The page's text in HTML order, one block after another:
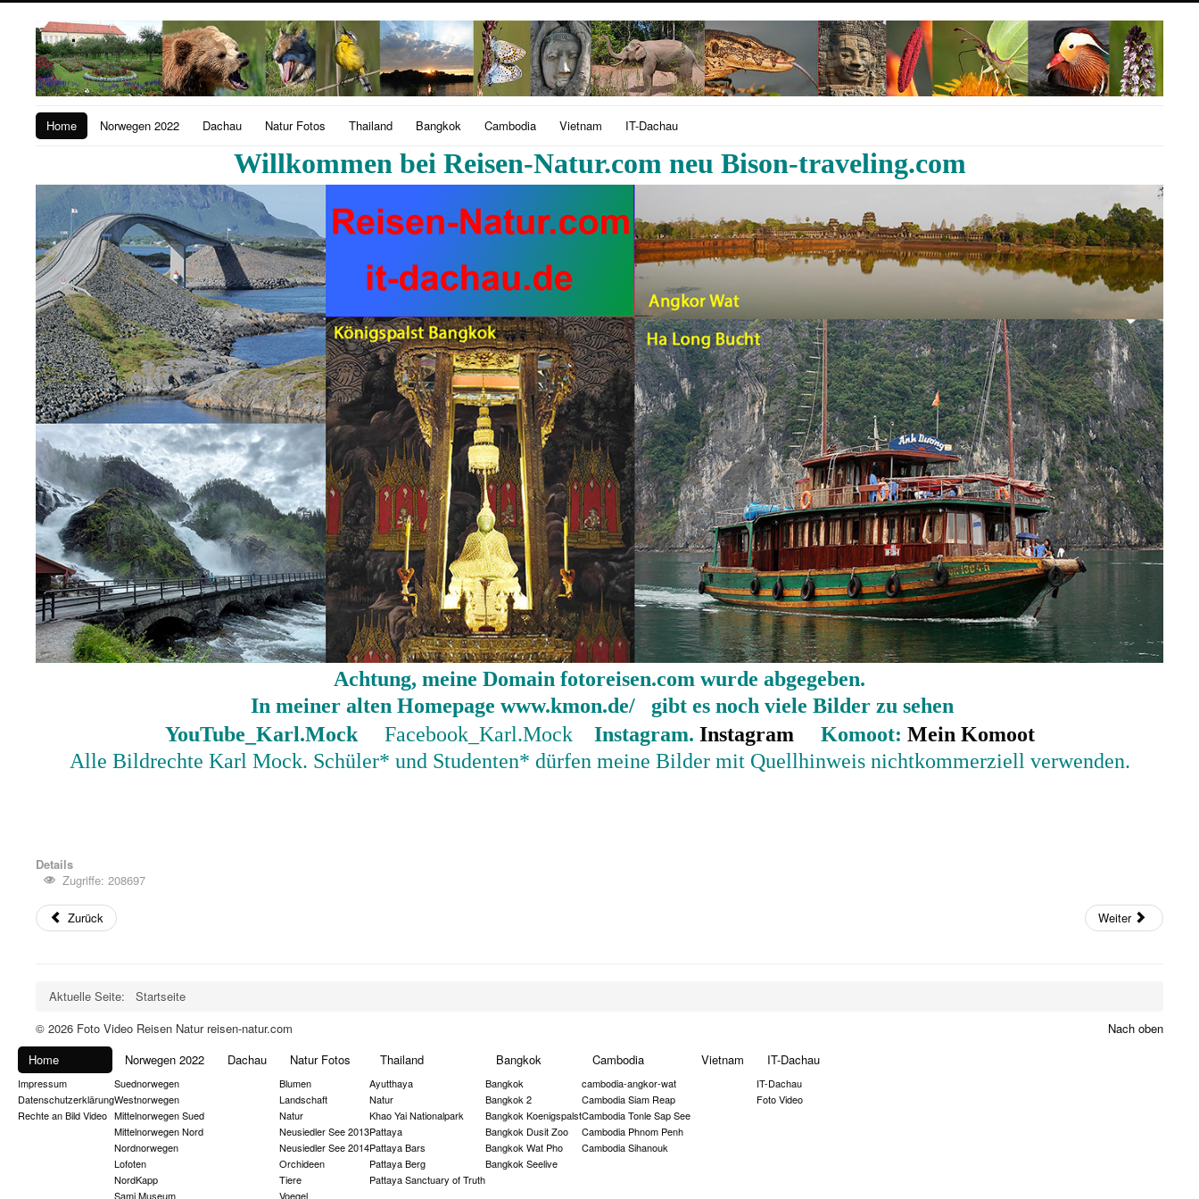
Home Norwegen 2022 Dachau Natur Fotos Thailand Bangkok Cambodia Vietnam IT-Dachau
Willkommen bei Reisen-Natur.com neu Bison-traveling.com
Achtung, meine Domain fotoreisen.com wurde abgegeben.
In meiner alten Homepage www.kmon.de/ gibt es noch viele Bilder zu sehen
YouTube_Karl.Mock
Facebook_Karl.Mock Instagram. Instagram Komoot: Mein Komoot
Alle Bildrechte Karl Mock. Schüler* und Studenten* dürfen meine Bilder mit Quellhinweis nichtkommerziell verwenden.
Details
Zugriffe: 208697
Zurück Weiter
Aktuelle Seite:
Startseite
Nach oben
© 2026 Foto Video Reisen Natur reisen-natur.com
Home
Impressum
Datenschutzerklärung
Rechte an Bild Video
Norwegen 2022
Suednorwegen
Westnorwegen
Mittelnorwegen Sued
Mittelnorwegen Nord
Nordnorwegen
Lofoten
NordKapp
Sami Museum
Dachau Natur Fotos
Blumen
Landschaft
Natur
Neusiedler See 2013
Neusiedler See 2014
Orchideen
Tiere
Voegel
Thailand
Ayutthaya
Natur
Khao Yai Nationalpark
Pattaya
Pattaya Bars
Pattaya Berg
Pattaya Sanctuary of Truth
Bangkok
Bangkok
Bangkok 2
Bangkok Koenigspalst
Bangkok Dusit Zoo
Bangkok Wat Pho
Bangkok Seelive
Cambodia
cambodia-angkor-wat
Cambodia Siam Reap
Cambodia Tonle Sap See
Cambodia Phnom Penh
Cambodia Sihanouk
Vietnam IT-Dachau
IT-Dachau
Foto Video